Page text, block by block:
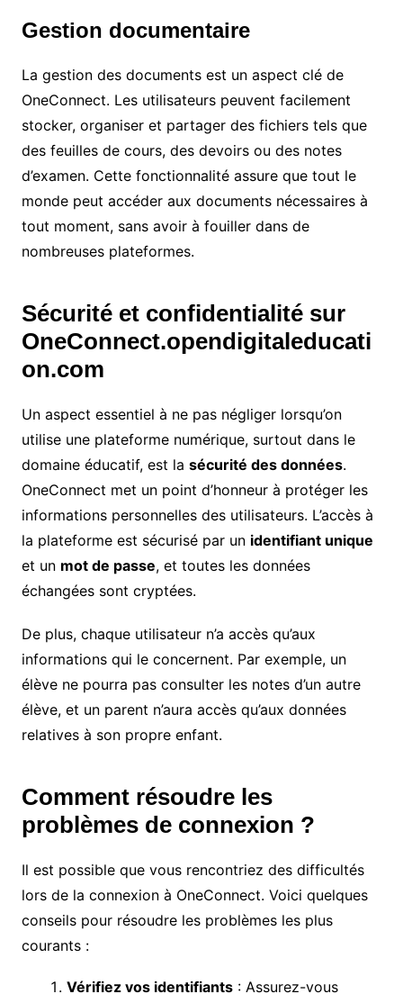
Gestion documentaire
La gestion des documents est un aspect clé de
OneConnect. Les utilisateurs peuvent facilement
stocker, organiser et partager des fichiers tels que
des feuilles de cours, des devoirs ou des notes
d’examen. Cette fonctionnalité assure que tout le
monde peut accéder aux documents nécessaires à
tout moment, sans avoir à fouiller dans de
nombreuses plateformes.
Sécurité et confidentialité sur
OneConnect.opendigitaleducati
on.com
Un aspect essentiel à ne pas négliger lorsqu’on
utilise une plateforme numérique, surtout dans le
domaine éducatif, est la sécurité des données.
OneConnect met un point d’honneur à protéger les
informations personnelles des utilisateurs. L’accès à
la plateforme est sécurisé par un identifiant unique
et un mot de passe, et toutes les données
échangées sont cryptées.
De plus, chaque utilisateur n’a accès qu’aux
informations qui le concernent. Par exemple, un
élève ne pourra pas consulter les notes d’un autre
élève, et un parent n’aura accès qu’aux données
relatives à son propre enfant.
Comment résoudre les
problèmes de connexion ?
Il est possible que vous rencontriez des difficultés
lors de la connexion à OneConnect. Voici quelques
conseils pour résoudre les problèmes les plus
courants :
Vérifiez vos identifiants: Assurez-vous